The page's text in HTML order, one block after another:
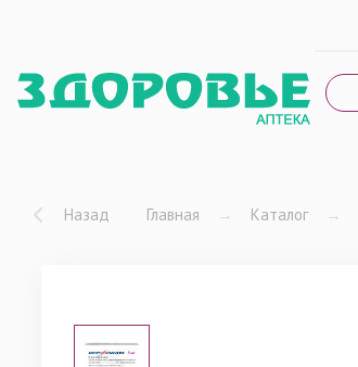
Назад Главная → Каталог →